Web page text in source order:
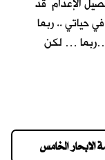
حياتي .. ربما
…ربما … لكن
الابحار الخامس